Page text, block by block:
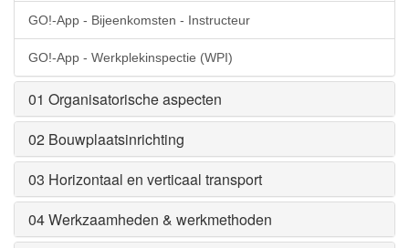
GO!-App - Bijeenkomsten - Instructeur
GO!-App - Werkplekinspectie (WPI)
01 Organisatorische aspecten
02 Bouwplaatsinrichting
03 Horizontaal en verticaal transport
04 Werkzaamheden & werkmethoden